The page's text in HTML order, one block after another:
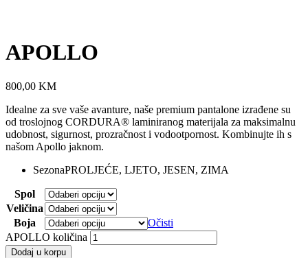
APOLLO
800,00 KM
Idealne za sve vaše avanture, naše premium pantalone izrađene su
od troslojnog CORDURA® laminiranog materijala za maksimalnu
udobnost, sigurnost, prozračnost i vodootpornost. Kombinujte ih s
našom Apollo jaknom.
SezonaPROLJEĆE, LJETO, JESEN, ZIMA
Spol
Veličina
Boja
Očisti
APOLLO količina
Dodaj u korpu